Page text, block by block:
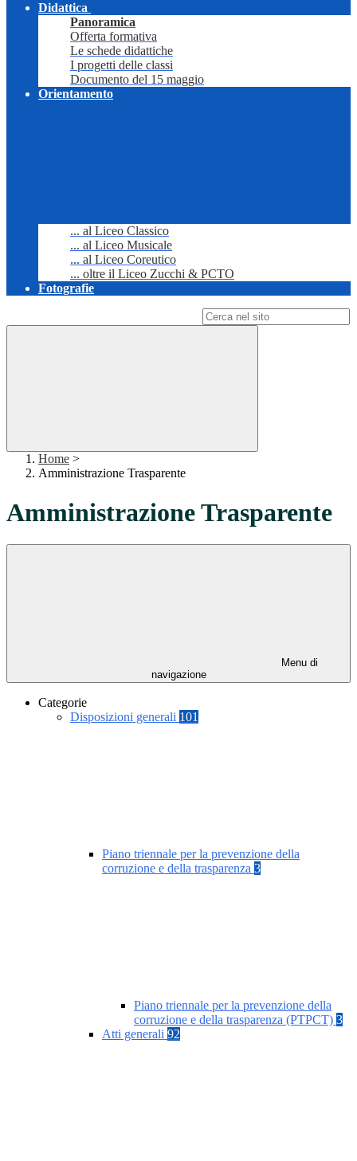
Didattica
Panoramica
Offerta formativa
Le schede didattiche
I progetti delle classi
Documento del 15 maggio
Orientamento
... al Liceo Classico
... al Liceo Musicale
... al Liceo Coreutico
... oltre il Liceo Zucchi & PCTO
Fotografie
Home >
Amministrazione Trasparente
Amministrazione Trasparente
Menu di
navigazione
Categorie
Disposizioni generali 101
Piano triennale per la prevenzione della
corruzione e della trasparenza 3
Piano triennale per la prevenzione della
corruzione e della trasparenza (PTPCT) 3
Atti generali 92